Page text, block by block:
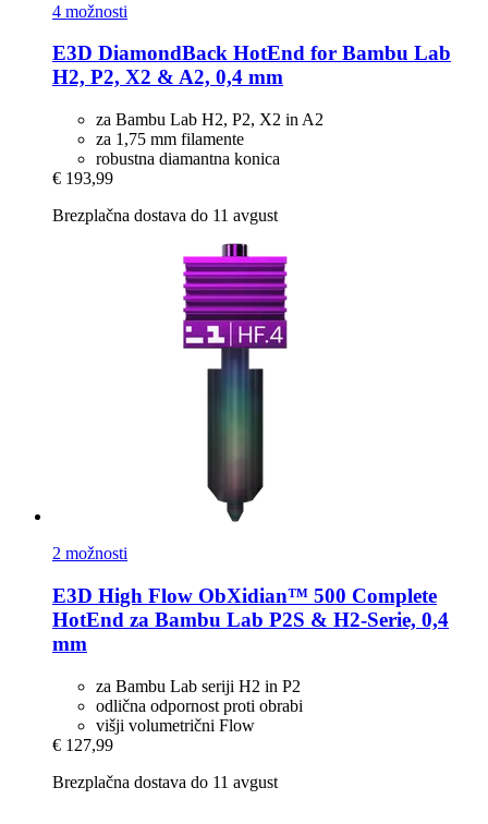
4 možnosti
E3D DiamondBack HotEnd for Bambu Lab
H2, P2, X2 & A2, 0,4 mm
za Bambu Lab H2, P2, X2 in A2
za 1,75 mm filamente
robustna diamantna konica
€ 193,99
Brezplačna dostava do 11 avgust
2 možnosti
E3D High Flow ObXidian™ 500 Complete
HotEnd za Bambu Lab P2S & H2-​Serie, 0,4
mm
za Bambu Lab seriji H2 in P2
odlična odpornost proti obrabi
višji volumetrični Flow
€ 127,99
Brezplačna dostava do 11 avgust